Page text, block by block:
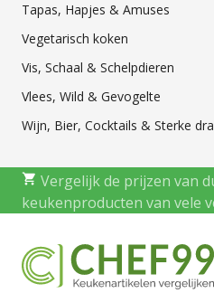
Tapas, Hapjes & Amuses
Vegetarisch koken
Vis, Schaal & Schelpdieren
Vlees, Wild & Gevogelte
Wijn, Bier, Cocktails & Sterke
Vergelijk de prijzen van
keukenproducten van vele